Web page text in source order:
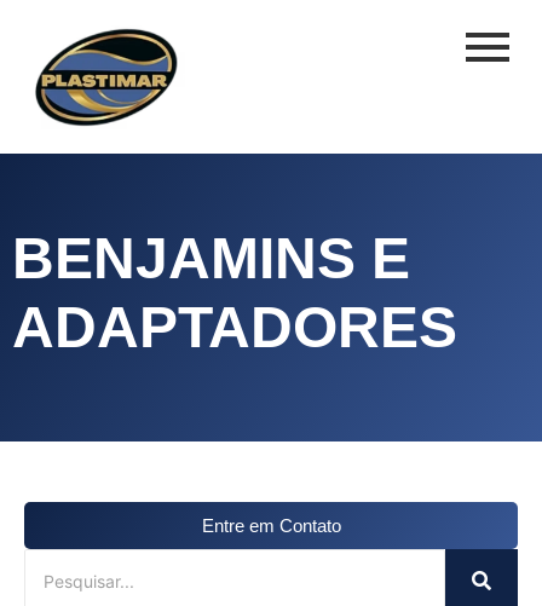
BENJAMINS E
ADAPTADORES
Entre em Contato